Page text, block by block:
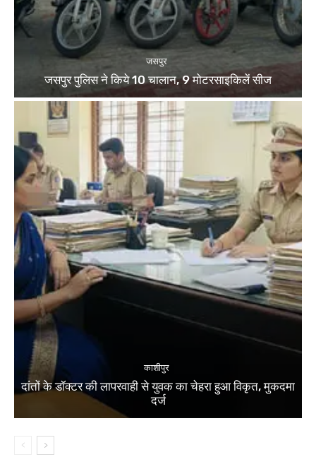
जसपुर
जसपुर पुलिस ने किये 10 चालान, 9 मोटरसाइकिलें सीज
काशीपुर
दांतों के डॉक्टर की लापरवाही से युवक का चेहरा हुआ विकृत, मुकदमा
दर्ज